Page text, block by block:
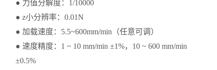
● 力值分解度：1/10000
● z小分辨率：0.01N
● 加载速度：5.5~600mm/min（任意可调）
● 速度精度：1 ~ 10 mm/min ±1%，10 ~ 600 mm/min
±0.5%